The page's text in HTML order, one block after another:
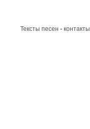
Тексты песен - контакты